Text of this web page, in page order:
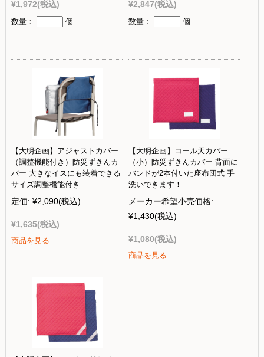
¥1,972(税込)
数量： 個
¥2,847(税込)
数量： 個
【大明企画】アジャストカバー
（調整機能付き）防災ずきんカ
バー 大きなイスにも装着できる
サイズ調整機能付き
定価: ¥2,090(税込)
¥1,635(税込)
商品を見る
【大明企画】コール天カバー
（小）防災ずきんカバー 背面に
バンドが2本付いた座布団式 手
洗いできます！
メーカー希望小売価格:
¥1,430(税込)
¥1,080(税込)
商品を見る